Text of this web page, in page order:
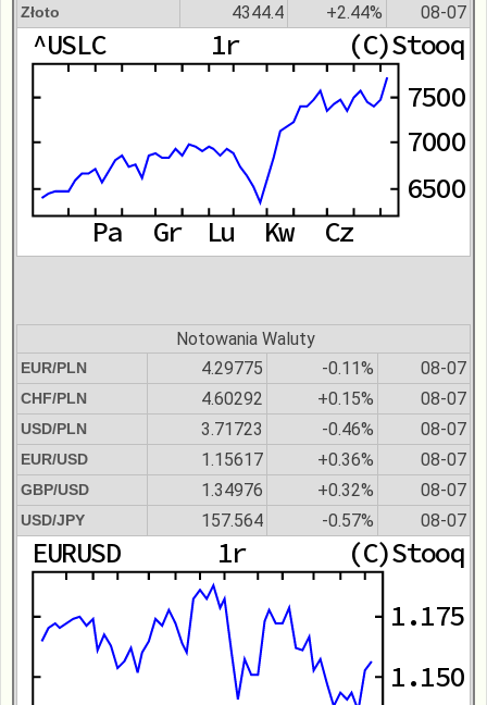
Złoto 4344.4 +2.44% 08-07
Notowania Waluty
EUR/PLN 4.29775 -0.11% 08-07
CHF/PLN 4.60292 +0.15% 08-07
USD/PLN 3.71723 -0.46% 08-07
EUR/USD 1.15617 +0.36% 08-07
GBP/USD 1.34976 +0.32% 08-07
USD/JPY 157.564 -0.57% 08-07